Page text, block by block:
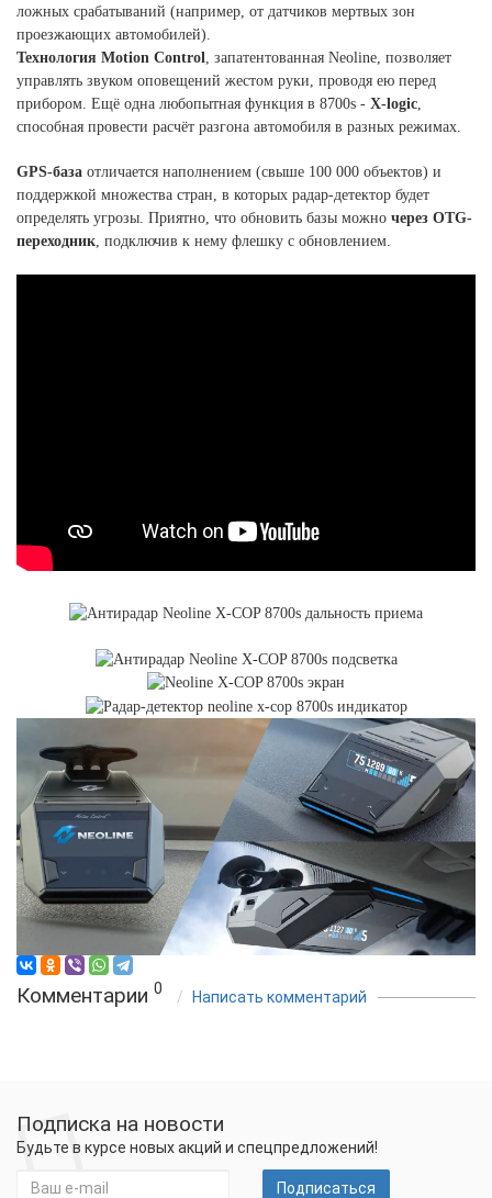
ложных срабатываний (например, от датчиков мертвых зон
проезжающих автомобилей).
Технология Motion Control, запатентованная Neoline, позволяет
управлять звуком оповещений жестом руки, проводя ею перед
прибором. Ещё одна любопытная функция в 8700s - X-logic,
способная провести расчёт разгона автомобиля в разных режимах.
GPS-база отличается наполнением (свыше 100 000 объектов) и
поддержкой множества стран, в которых радар-детектор будет
определять угрозы. Приятно, что обновить базы можно через OTG-
переходник, подключив к нему флешку с обновлением.
Комментарии 0 Написать комментарий
Подписка на новости
Будьте в курсе новых акций и спецпредложений!
Подписаться